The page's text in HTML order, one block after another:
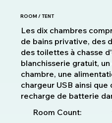
ROOM / TENT
Les dix chambres
de bains privative, des
des toilettes à chasse
blanchisserie gratuit,
chambre, une
chargeur USB ainsi
recharge de batterie
Room Count: